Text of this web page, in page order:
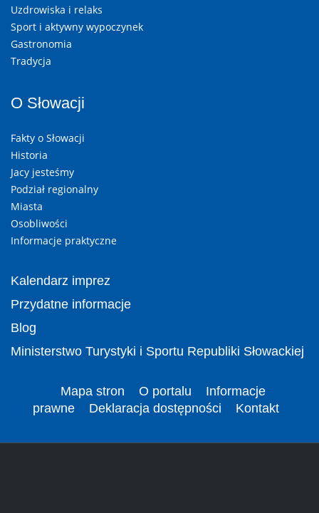
Uzdrowiska i relaks
Sport i aktywny wypoczynek
Gastronomia
Tradycja
O Słowacji
Fakty o Słowacji
Historia
Jacy jesteśmy
Podział regionalny
Miasta
Osobliwości
Informacje praktyczne
Kalendarz imprez
Przydatne informacje
Blog
Ministerstwo Turystyki i Sportu Republiki Słowackiej
Mapa stron O portalu
Informacje
prawne
Deklaracja dostępności Kontakt